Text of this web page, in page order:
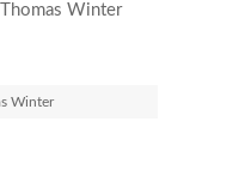
Winter
Winter